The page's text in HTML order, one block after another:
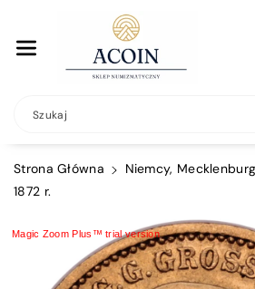
Szukaj
Strona Główna
Niemcy,
1872 r.
Magic Zoom Plus™ trial version